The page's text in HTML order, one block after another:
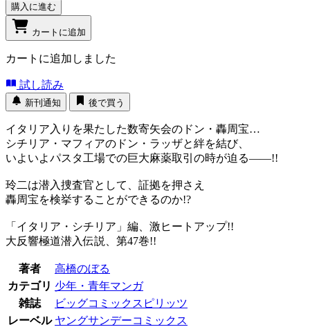
購入に進む
カートに追加
カートに追加しました
試し読み
新刊通知 後で買う
イタリア入りを果たした数寄矢会のドン・轟周宝…
シチリア・マフィアのドン・ラッザと絆を結び、
いよいよパスタ工場での巨大麻薬取引の時が迫る――!!
玲二は潜入捜査官として、証拠を押さえ
轟周宝を検挙することができるのか!?
「イタリア・シチリア」編、激ヒートアップ!!
大反響極道潜入伝説、第47巻!!
著者
高橋のぼる
カテゴリ 少年・青年マンガ
雑誌
ビッグコミックスピリッツ
レーベル ヤングサンデーコミックス